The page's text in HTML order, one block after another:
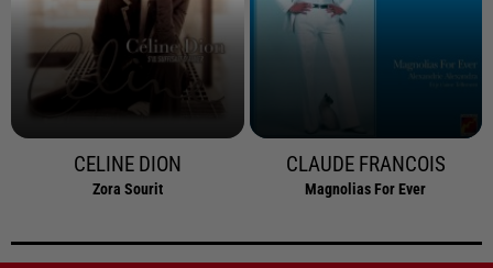
CELINE DION
Zora Sourit
CLAUDE FRANCOIS
Magnolias For Ever